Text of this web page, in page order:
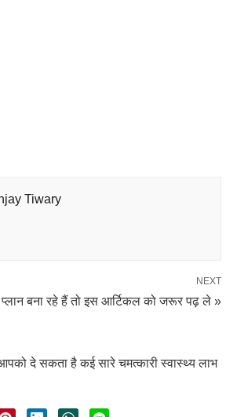
Tiwary
NEXT
बना रहे हैं तो इस आर्टिकल को जरूर पढ़ ले »
दे सकता है कई सारे चमत्कारी स्वास्थ्य लाभ